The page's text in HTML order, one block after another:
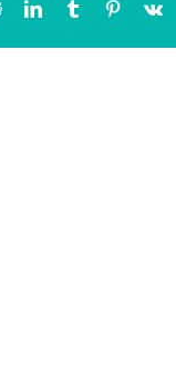
RedditLinkedInTumblr Pinterest
Vk